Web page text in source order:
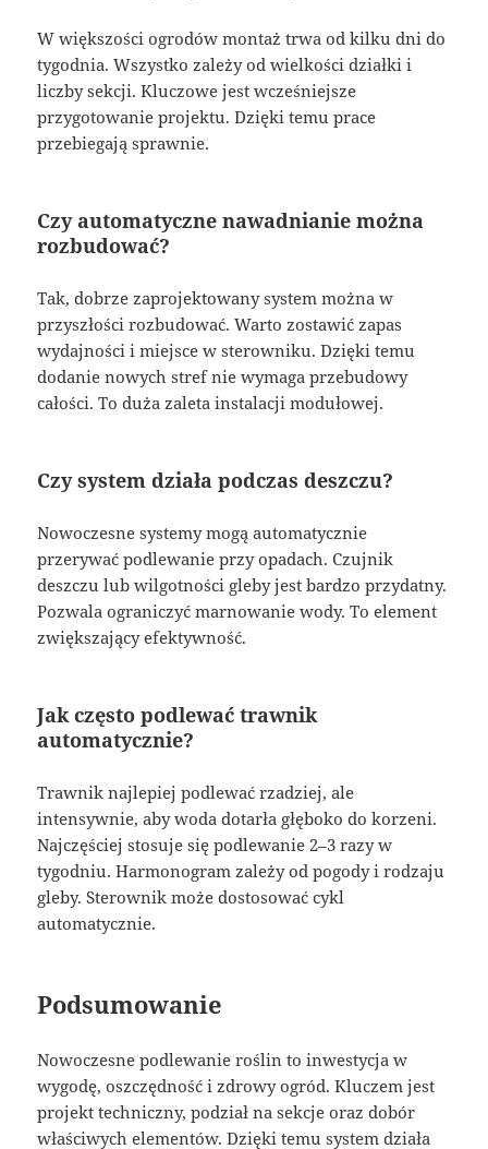
W większości ogrodów montaż trwa od kilku dni do
tygodnia. Wszystko zależy od wielkości działki i
liczby sekcji. Kluczowe jest wcześniejsze
przygotowanie projektu. Dzięki temu prace
przebiegają sprawnie.
Czy automatyczne nawadnianie można
rozbudować?
Tak, dobrze zaprojektowany system można w
przyszłości rozbudować. Warto zostawić zapas
wydajności i miejsce w sterowniku. Dzięki temu
dodanie nowych stref nie wymaga przebudowy
całości. To duża zaleta instalacji modułowej.
Czy system działa podczas deszczu?
Nowoczesne systemy mogą automatycznie
przerywać podlewanie przy opadach. Czujnik
deszczu lub wilgotności gleby jest bardzo przydatny.
Pozwala ograniczyć marnowanie wody. To element
zwiększający efektywność.
Jak często podlewać trawnik
automatycznie?
Trawnik najlepiej podlewać rzadziej, ale
intensywnie, aby woda dotarła głęboko do korzeni.
Najczęściej stosuje się podlewanie 2–3 razy w
tygodniu. Harmonogram zależy od pogody i rodzaju
gleby. Sterownik może dostosować cykl
automatycznie.
Podsumowanie
Nowoczesne podlewanie roślin to inwestycja w
wygodę, oszczędność i zdrowy ogród. Kluczem jest
projekt techniczny, podział na sekcje oraz dobór
właściwych elementów. Dzięki temu system działa